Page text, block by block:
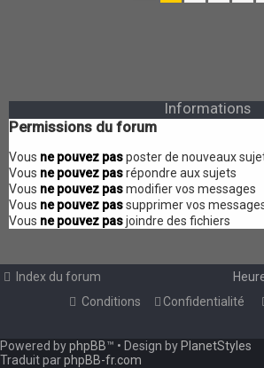
Informations
Permissions du forum
Vous ne pouvez pasposter de nouveaux
Vous ne pouvez pasrépondre aux sujets
Vous ne pouvez pasmodifier vos messages
Vous ne pouvez passupprimer vos
Vous ne pouvez pasjoindre des fichiers
Index du forum
Confidentialité
Conditions
Powered byphpBB™ • Design by PlanetStyles
Traduit parphpBB-fr.com